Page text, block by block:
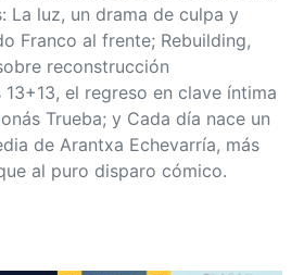
La luz, un drama de culpa y
Franco al frente; Rebuilding,
reconstrucción
el regreso en clave íntima
Trueba; y Cada día nace un
de Arantxa Echevarría, más
al puro disparo cómico.